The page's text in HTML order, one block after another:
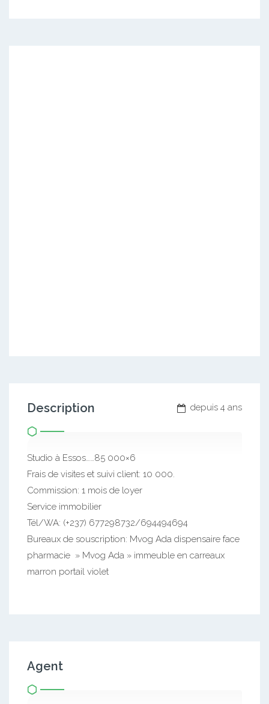
depuis 4 ans
Description
Studio à Essos……85 000×6
Frais de visites et suivi client: 10 000.
Commission: 1 mois de loyer
Service immobilier
Tél/WA: (+237) 677298732/694494694
Bureaux de souscription: Mvog Ada dispensaire face
pharmacie » Mvog Ada » immeuble en carreaux
marron portail violet
Agent